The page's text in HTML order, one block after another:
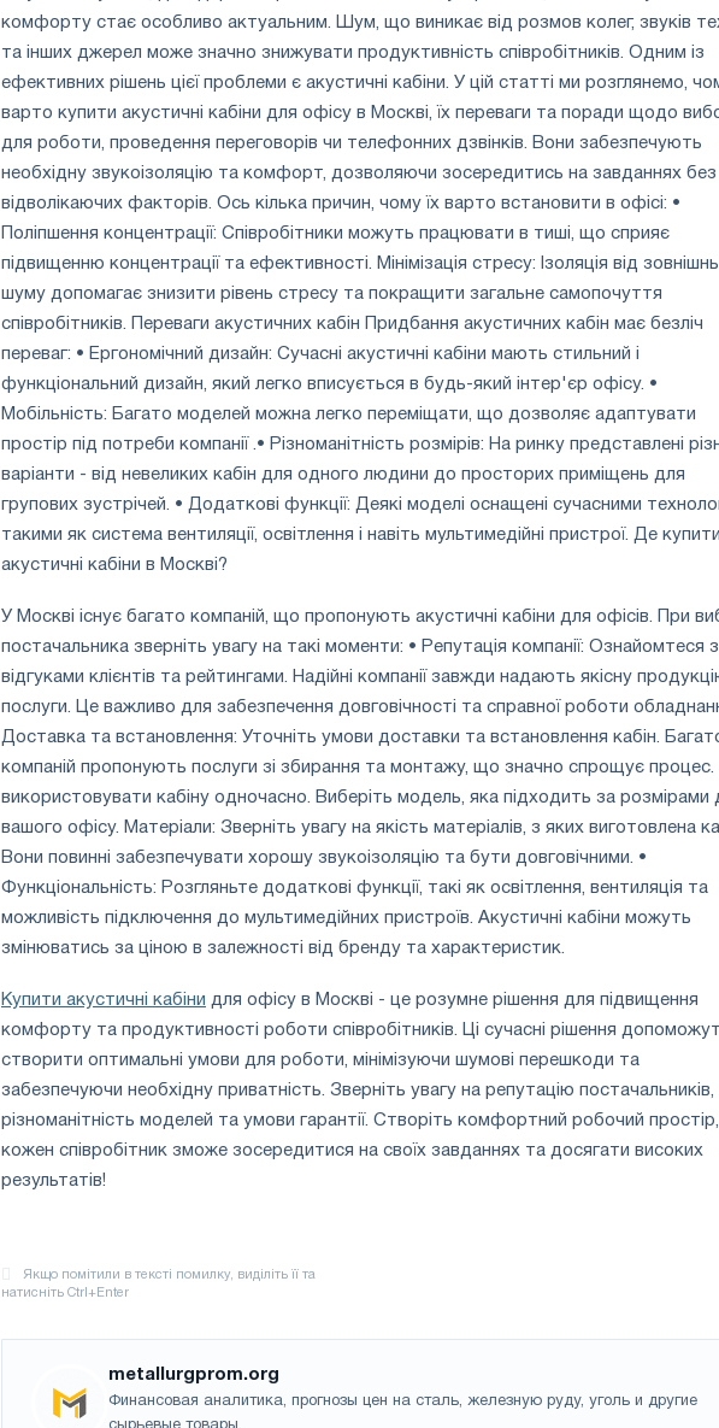
комфорту стає особливо актуальним. Шум, що виникає від розмов колег, звуків
та інших джерел може значно знижувати продуктивність співробітників. Одним із
ефективних рішень цієї проблеми є акустичні кабіни. У цій статті ми розглянемо,
варто купити акустичні кабіни для офісу в Москві, їх переваги та поради щодо
для роботи, проведення переговорів чи телефонних дзвінків. Вони забезпечують
необхідну звукоізоляцію та комфорт, дозволяючи зосередитись на завданнях без
відволікаючих факторів. Ось кілька причин, чому їх варто встановити в офісі: •
Поліпшення концентрації: Співробітники можуть працювати в тиші, що сприяє
підвищенню концентрації та ефективності. Мінімізація стресу: Ізоляція від
шуму допомагає знизити рівень стресу та покращити загальне самопочуття
співробітників. Переваги акустичних кабін Придбання акустичних кабін має безліч
переваг: • Ергономічний дизайн: Сучасні акустичні кабіни мають стильний і
функціональний дизайн, який легко вписується в будь-який інтер'єр офісу. •
Мобільність: Багато моделей можна легко переміщати, що дозволяє адаптувати
простір під потреби компанії .• Різноманітність розмірів: На ринку представлені
варіанти - від невеликих кабін для одного людини до просторих приміщень для
групових зустрічей. • Додаткові функції: Деякі моделі оснащені сучасними
такими як система вентиляції, освітлення і навіть мультимедійні пристрої. Де купити
акустичні кабіни в Москві?
У Москві існує багато компаній, що пропонують акустичні кабіни для офісів. При
постачальника зверніть увагу на такі моменти: • Репутація компанії: Ознайомтеся з
відгуками клієнтів та рейтингами. Надійні компанії завжди надають якісну
послуги. Це важливо для забезпечення довговічності та справної роботи
Доставка та встановлення: Уточніть умови доставки та встановлення кабін.
компаній пропонують послуги зі збирання та монтажу, що значно спрощує процес.
використовувати кабіну одночасно. Виберіть модель, яка підходить за розмірами
вашого офісу. Матеріали: Зверніть увагу на якість матеріалів, з яких виготовлена
Вони повинні забезпечувати хорошу звукоізоляцію та бути довговічними. •
Функціональність: Розгляньте додаткові функції, такі як освітлення, вентиляція та
можливість підключення до мультимедійних пристроїв. Акустичні кабіни можуть
змінюватись за ціною в залежності від бренду та характеристик.
Купити акустичні кабіни для офісу в Москві - це розумне рішення для підвищення
комфорту та продуктивності роботи співробітників. Ці сучасні рішення
створити оптимальні умови для роботи, мінімізуючи шумові перешкоди та
забезпечуючи необхідну приватність. Зверніть увагу на репутацію постачальників,
різноманітність моделей та умови гарантії. Створіть комфортний робочий
кожен співробітник зможе зосередитися на своїх завданнях та досягати високих
результатів!
metallurgprom.org
Финансовая аналитика, прогнозы цен на сталь, железную руду, уголь и другие